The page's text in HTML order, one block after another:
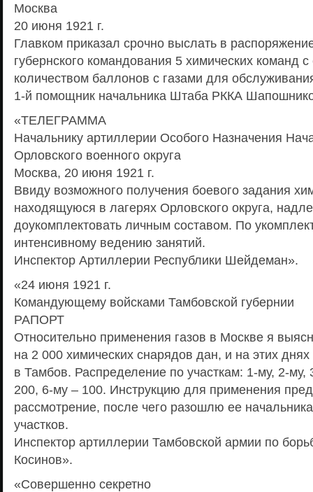
Москва
20 июня 1921 г.
Главком приказал срочно выслать в
губернского командования 5 химических команд
количеством баллонов с газами для
1-й помощник начальника Штаба РККА
«ТЕЛЕГРАММА
Начальнику артиллерии Особого Назначения
Орловского военного округа
Москва, 20 июня 1921 г.
Ввиду возможного получения боевого задания
находящуюся в лагерях Орловского округа,
доукомплектовать личным составом. По
интенсивному ведению занятий.
Инспектор Артиллерии Республики Шейдеман».
«24 июня 1921 г.
Командующему войсками Тамбовской губернии
РАПОРТ
Относительно применения газов в Москве я
на 2 000 химических снарядов дан, и на этих
в Тамбов. Распределение по участкам: 1-му, 2-му,
200, 6-му – 100. Инструкцию для применения
рассмотрение, после чего разошлю ее
участков.
Инспектор артиллерии Тамбовской армии по
Косинов».
«Совершенно секретно